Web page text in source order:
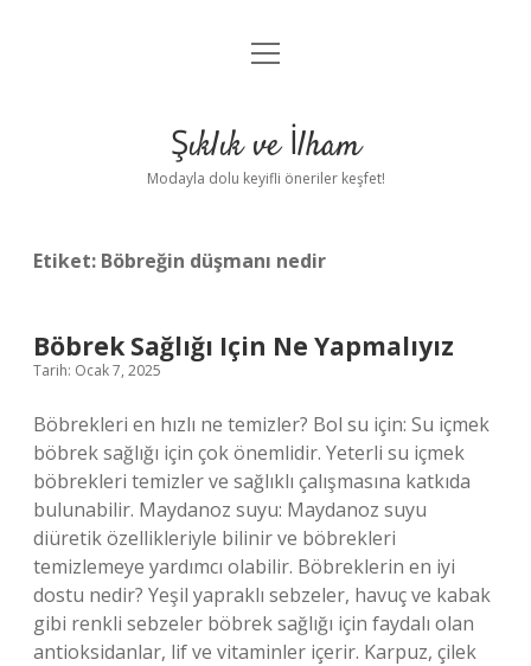
Anasayfa
Yasal Uyarı
menüyü
Şıklık ve İlham
Modayla dolu keyifli öneriler keşfet!
Etiket: Böbreğin düşmanı nedir
Böbrek Sağlığı Için Ne Yapmalıyız
Tarih: Ocak 7, 2025
Böbrekleri en hızlı ne temizler? Bol su için: Su içmek
böbrek sağlığı için çok önemlidir. Yeterli su içmek
böbrekleri temizler ve sağlıklı çalışmasına katkıda
bulunabilir. Maydanoz suyu: Maydanoz suyu
diüretik özellikleriyle bilinir ve böbrekleri
temizlemeye yardımcı olabilir. Böbreklerin en iyi
dostu nedir? Yeşil yapraklı sebzeler, havuç ve kabak
gibi renkli sebzeler böbrek sağlığı için faydalı olan
antioksidanlar, lif ve vitaminler içerir. Karpuz, çilek